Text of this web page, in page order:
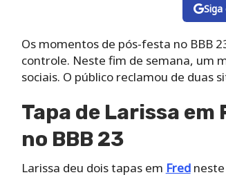
Os momentos de pós-festa no BBB
controle. Neste fim de semana, um
sociais. O público reclamou de duas
Tapa de Larissa
no BBB 23
Larissa deu dois tapas em Fredneste